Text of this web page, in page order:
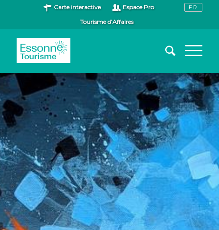
Carte interactive
Espace Pro
Tourisme d’Affaires